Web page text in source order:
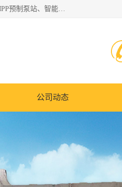
青岛铭源环保科技有限公司是一家专注于环保与智慧水务领域的先进科技企业，公司专注于云智能一体化HMPP预制泵站、智能截流井设备、调蓄池雨洪管理设备、水务循环利用、云智慧水务开发及新型环保技术研发等领域。
公司动态